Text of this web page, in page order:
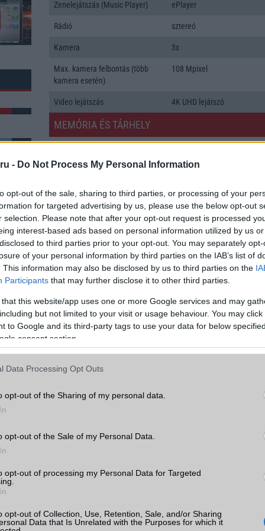
- Do Not Process My Personal Information
opt-out of the sale, sharing to third parties, or processing of your
for targeted advertising by us, please use the below opt-out
selection. Please note that after your opt-out request is processed
interest-based ads based on personal information utilized by us
to third parties prior to your opt-out. You may separately
of your personal information by third parties on the IAB’s list of
This information may also be disclosed by us to third parties on the
Participants that may further disclose it to other third parties.
that this website/app uses one or more Google services and may
but not limited to your visit or usage behaviour. You may
to Google and its third-party tags to use your data for below
consent section.
Data Processing Opt Outs
opt-out of the Sharing of my personal data.
opt-out of the Sale of my Personal Data.
opt-out of processing my Personal Data for Targeted
opt-out of Collection, Use, Retention, Sale, and/or Sharing
Data that Is Unrelated with the Purposes for which it
11
Zenelejátszás (Music Player) ePlayer
Rádió sztereó
Kamera 3x
Max. kamera felbontás (több
kamera esetén)
108 Mpixel
Video lejátszás 4K UHD lejátszó
MEMÓRIA ÉS TÁRHELY
Min. memória 12 GB
Min. háttértár 256 GB
Memória bővíthetőség T-Flash/microSD
ADATCSERE
GPRS Van
EDGE Van
WAP 5HTML
EMS /E-mail push eMail
Infraport
Wi-Fi extra Nincs
Blackberry Nincs